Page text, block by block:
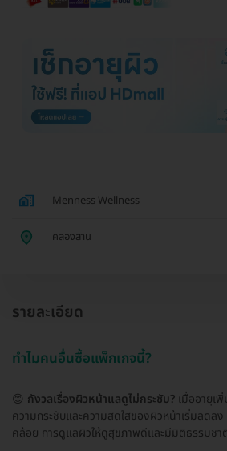
Menness Wellness
คลองสาน
รายละเอียด
ทำไมคนอื่นซื้อแพ็กเกจนี้?
😊 กังวลเรื่องผิวหน้าแลดูไม่กระชับ? เมื่ออายุเ
ความกระชับและความสดใสของผิวหน้าเริ่มลดล
คล้อย การดูแลผิวให้ดูสุขภาพดีและมีมิติธรรมชา